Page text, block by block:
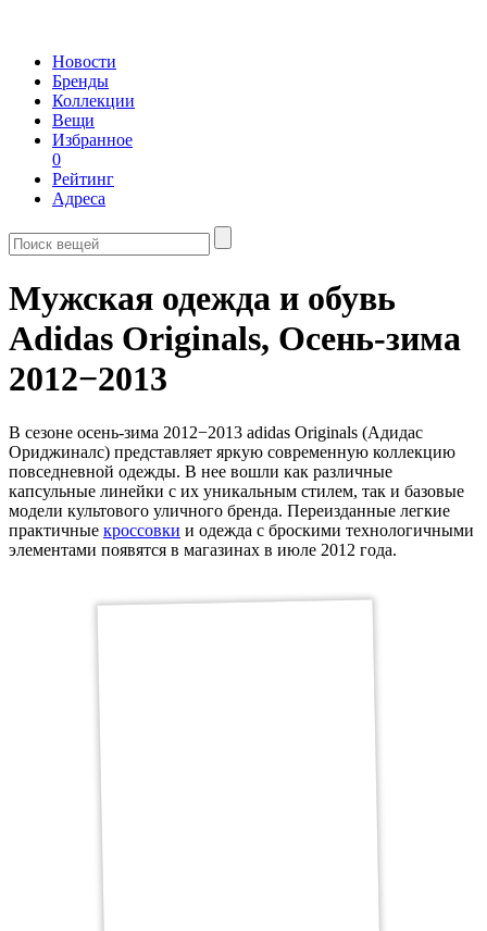
Новости
Бренды
Коллекции
Вещи
Избранное
0
Рейтинг
Адреса
Мужская одежда и обувь
Adidas Originals, Осень-зима
2012−2013
В сезоне осень-зима 2012−2013 adidas Originals (Адидас
Ориджиналс) представляет яркую современную коллекцию
повседневной одежды. В нее вошли как различные
капсульные линейки с их уникальным стилем, так и базовые
модели культового уличного бренда. Переизданные легкие
практичные кроссовки и одежда с броскими технологичными
элементами появятся в магазинах в июле 2012 года.